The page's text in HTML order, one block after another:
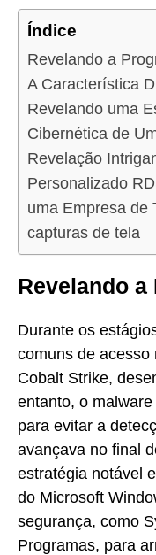
Índice
Revelando a
A Característica
Revelando uma
Cibernética de
Revelação
Personalizado
uma Empresa de
capturas de tela
Revelando
Durante os
comuns de acesso
Cobalt Strike,
entanto, o
para evitar a
avançava no final
estratégia notável
do Microsoft
segurança, como
Programas, para